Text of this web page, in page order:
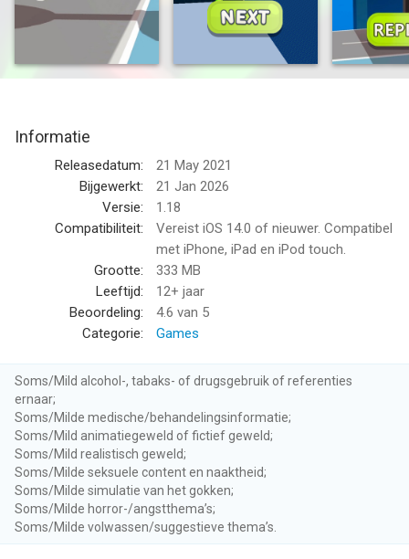
Informatie voor 2 THE MOONis het laatst vergeleken op 7 Aug
Informatie
Releasedatum:
21 May 2021
Bijgewerkt:
21 Jan 2026
Versie:
1.18
Compatibiliteit:
Vereist iOS 14.0 of nieuwer. Compatibel
met iPhone, iPad en iPod touch.
Grootte:
333 MB
Leeftijd:
12+ jaar
Beoordeling:
4.6 van 5
Categorie:
Games
Soms/Mild alcohol-, tabaks- of drugsgebruik of referenties
ernaar;
Soms/Milde medische/behandelingsinformatie;
Soms/Mild animatiegeweld of fictief geweld;
Soms/Mild realistisch geweld;
Soms/Milde seksuele content en naaktheid;
Soms/Milde simulatie van het gokken;
Soms/Milde horror-/angstthema’s;
Soms/Milde volwassen/suggestieve thema’s.